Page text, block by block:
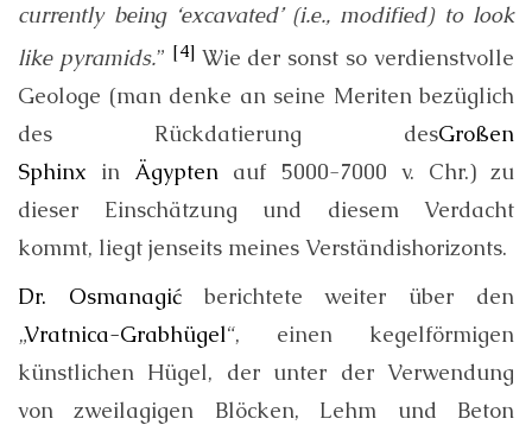
currently being ‘excavated’ (i.e., modified) to look
like pyramids.” [4]Wie der sonst so verdienstvolle
Geologe (man denke an seine Meriten bezüglich
des Rückdatierung desGroßen
Sphinx in Ägypten auf 5000-7000 v. Chr.) zu
dieser Einschätzung und diesem Verdacht
kommt, liegt jenseits meines Verständishorizonts.
Dr. Osmanagićberichtete weiter über den
„Vratnica-Grabhügel“, einen kegelförmigen
künstlichen Hügel, der unter der Verwendung
von zweilagigen Blöcken, Lehm und Beton